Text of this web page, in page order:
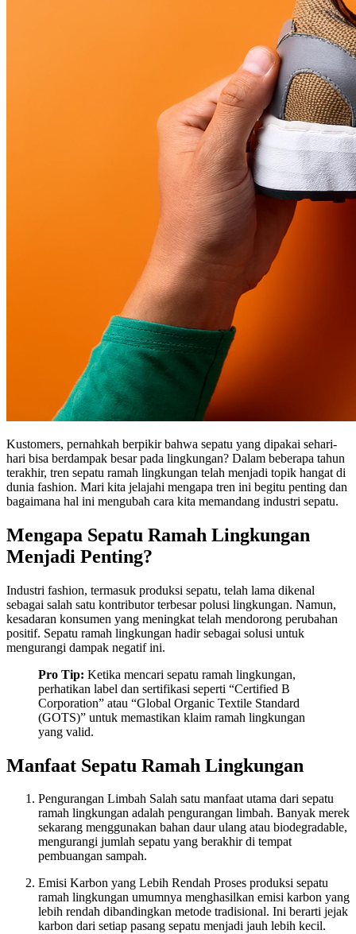
Kustomers, pernahkah berpikir bahwa sepatu yang dipakai sehari-
hari bisa berdampak besar pada lingkungan? Dalam beberapa tahun
terakhir, tren sepatu ramah lingkungan telah menjadi topik hangat di
dunia fashion. Mari kita jelajahi mengapa tren ini begitu penting dan
bagaimana hal ini mengubah cara kita memandang industri sepatu.
Mengapa Sepatu Ramah Lingkungan
Menjadi Penting?
Industri fashion, termasuk produksi sepatu, telah lama dikenal
sebagai salah satu kontributor terbesar polusi lingkungan. Namun,
kesadaran konsumen yang meningkat telah mendorong perubahan
positif. Sepatu ramah lingkungan hadir sebagai solusi untuk
mengurangi dampak negatif ini.
Pro Tip: Ketika mencari sepatu ramah lingkungan,
perhatikan label dan sertifikasi seperti “Certified B
Corporation” atau “Global Organic Textile Standard
(GOTS)” untuk memastikan klaim ramah lingkungan
yang valid.
Manfaat Sepatu Ramah Lingkungan
Pengurangan Limbah Salah satu manfaat utama dari sepatu
ramah lingkungan adalah pengurangan limbah. Banyak merek
sekarang menggunakan bahan daur ulang atau biodegradable,
mengurangi jumlah sepatu yang berakhir di tempat
pembuangan sampah.
Emisi Karbon yang Lebih Rendah Proses produksi sepatu
ramah lingkungan umumnya menghasilkan emisi karbon yang
lebih rendah dibandingkan metode tradisional. Ini berarti jejak
karbon dari setiap pasang sepatu menjadi jauh lebih kecil.